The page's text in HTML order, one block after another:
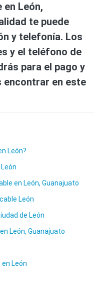
en León,
te puede
y telefonía. Los
y el teléfono de
para el pago y
en este
León?
en León, Guanajuato
León
de León
León, Guanajuato
León